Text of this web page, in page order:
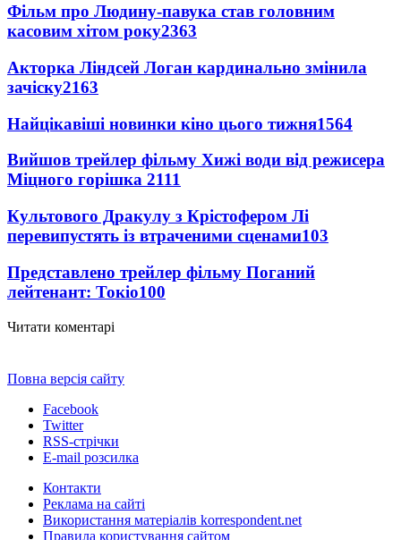
Фільм про Людину-павука став головним
касовим хітом року2363
Акторка Ліндсей Логан кардинально змінила
зачіску2163
Найцікавіші новинки кіно цього тижня1564
Вийшов трейлер фільму Хижі води від режисера
Міцного горішка 2111
Культового Дракулу з Крістофером Лі
перевипустять із втраченими сценами103
Представлено трейлер фільму Поганий
лейтенант: Токіо100
Читати коментарі
Повна версія сайту
Facebook
Twitter
RSS-стрічки
E-mail розсилка
Контакти
Реклама на сайті
Використання матеріалів korrespondent.net
Правила користування сайтом